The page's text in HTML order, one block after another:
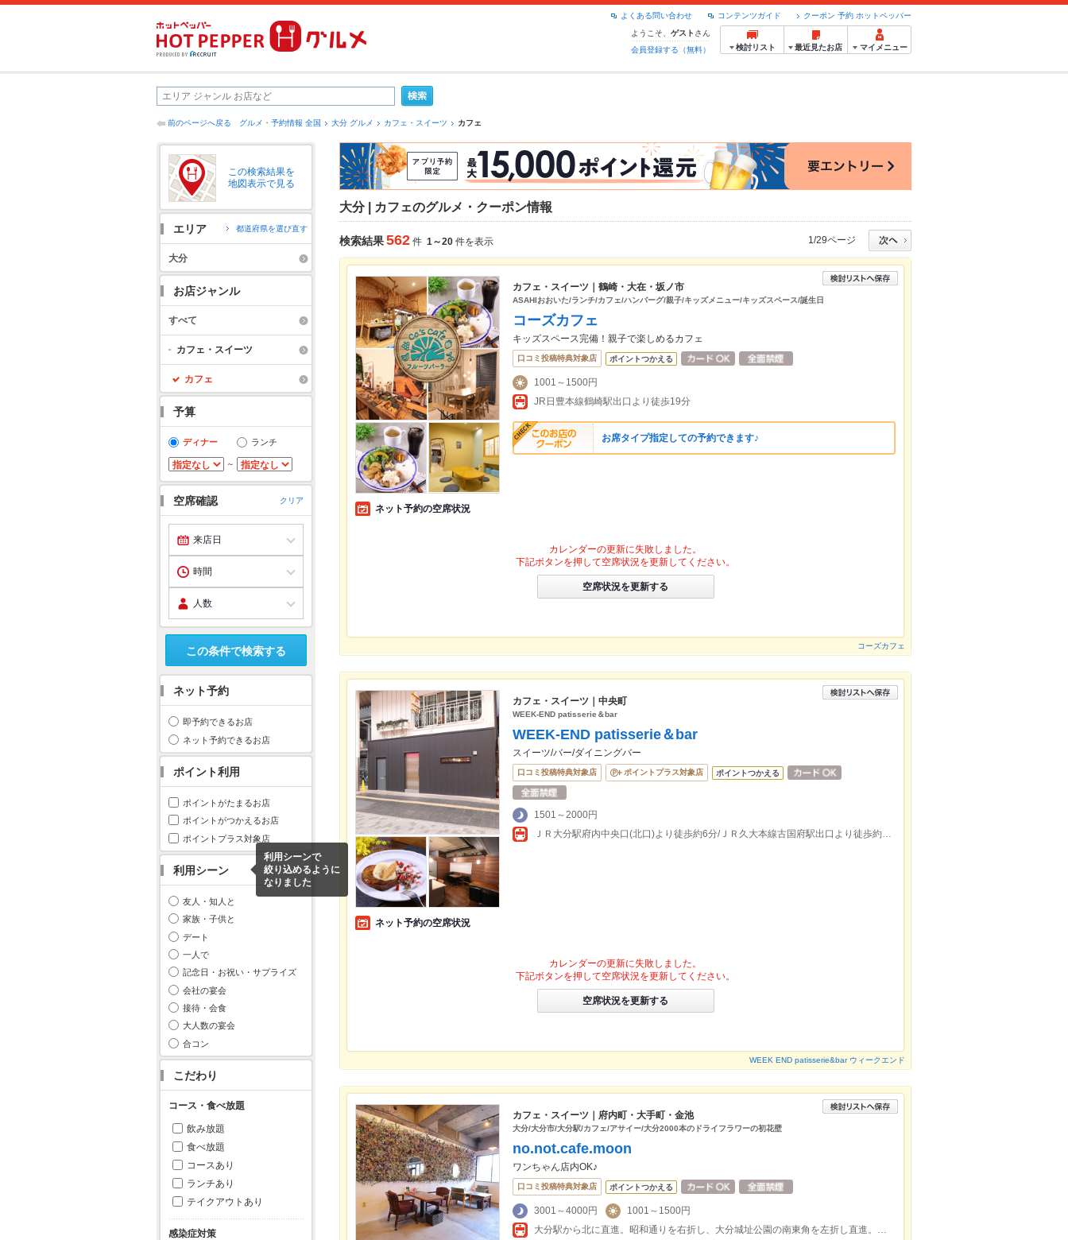
クーポン 予約 ホットペッパー
コンテンツガイド
よくある問い合わせ
ようこそ、 ゲスト さん
会員登録する（無料）
検討リスト 最近見たお店 マイメニュー
前のページへ戻る グルメ・予約情報 全国 大分 グルメ カフェ・スイーツ カフェ
この検索結果を
地図表示で見る
エリア 都道府県を選び直す
大分
お店ジャンル
すべて
カフェ・スイーツ
カフェ
予算
ディナー ランチ
～
空席確認 クリア
この条件で検索する
ネット予約
即予約できるお店
ネット予約できるお店
ポイント利用
ポイントがたまるお店
ポイントがつかえるお店
ポイントプラス対象店
利用シーン
利用シーンで
絞り込めるように
なりました
友人・知人と
家族・子供と
デート
一人で
記念日・お祝い・サプライズ
会社の宴会
接待・会食
大人数の宴会
合コン
こだわり
コース・食べ放題
飲み放題
食べ放題
コースあり
ランチあり
テイクアウトあり
感染症対策
大分 | カフェのグルメ・クーポン情報
検索結果562 件 1～20 件を表示 1/29ページ
カフェ・スイーツ｜鶴崎・大在・坂ノ市
ASAHIおおいた/ランチ/カフェ/ハンバーグ/親子/キッズメニュー/キッズスペース/誕生日
コーズカフェ
キッズスペース完備！親子で楽しめるカフェ
口コミ投稿特典対象店 ポイントつかえる
1001～1500円
JR日豊本線鶴崎駅出口より徒歩19分
お席タイプ指定しての予約できます♪
ネット予約の空席状況
カレンダーの更新に失敗しました。
下記ボタンを押して空席状況を更新してください。
空席状況を更新する
コーズカフェ
カフェ・スイーツ｜中央町
WEEK-END patisserie＆bar
WEEK-END patisserie＆bar
スイーツ/バー/ダイニングバー
口コミ投稿特典対象店 ポイントプラス対象店 ポイントつかえる
1501～2000円
ＪＲ大分駅府内中央口(北口)より徒歩約6分/ＪＲ久大本線古国府駅出口より徒歩約41分
ネット予約の空席状況
カレンダーの更新に失敗しました。
下記ボタンを押して空席状況を更新してください。
空席状況を更新する
WEEK END patisserie&bar ウィークエンド
カフェ・スイーツ｜府内町・大手町・金池
大分/大分市/大分駅/カフェ/アサイー/大分2000本のドライフラワーの初花壁
no.not.cafe.moon
ワンちゃん店内OK♪
口コミ投稿特典対象店 ポイントつかえる
3001～4000円
1001～1500円
大分駅から北に直進。昭和通りを右折し、大分城址公園の南東角を左折し直進。突き当りを右折し左側に店舗。